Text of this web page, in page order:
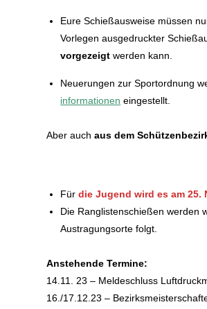
Eure Schießausweise müssen
Vorlegen ausgedruckter
vorgezeigtwerden kann.
Neuerungen zur Sportordnung
informationen eingestellt.
Aber auchaus dem
Fürdie Jugend wird es am 25.
Die Ranglistenschießen werden
Austragungsorte folgt.
Anstehende Termine:
14.11. 23 – Meldeschluss
16./17.12.23 –